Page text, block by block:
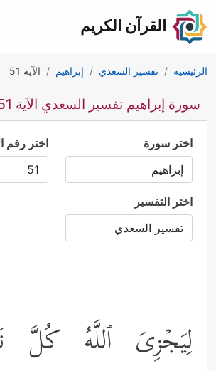
القرآن الكريم
الرئيسية تفسير السعدي إبراهيم الآية 51
سورة إبراهيم تفسير السعدي الآية 51
اختر سورة اختر رقم
اختر التفسير
لِیَجۡزِیَ ٱللَّهُ كُلَّ